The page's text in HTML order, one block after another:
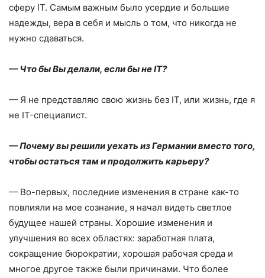
сферу IT. Самым важным было усердие и большие
надежды, вера в себя и мысль о том, что никогда не
нужно сдаваться.
— Что бы Вы делали, если бы неIТ?
— Я не представляю свою жизнь без IT, или жизнь, где я
не IT-специалист.
— Почему вы решили уехать из Германии вместо того,
чтобы остаться там и продолжить карьеру?
— Во-первых, последние изменения в стране как-то
повлияли на мое сознание, я начал видеть светлое
будущее нашей страны. Хорошие изменения и
улучшения во всех областях: заработная плата,
сокращение бюрократии, хорошая рабочая среда и
многое другое также были причинами. Что более